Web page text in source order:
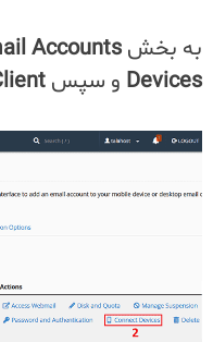
به بخش Accounts‌
Devices و سپس